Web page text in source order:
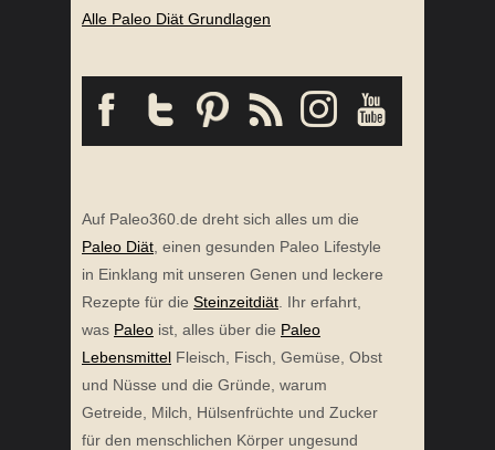
Alle Paleo Diät Grundlagen
Auf Paleo360.de dreht sich alles um die
Paleo Diät , einen gesunden Paleo Lifestyle
in Einklang mit unseren Genen und leckere
Rezepte für die Steinzeitdiät . Ihr erfahrt,
was Paleo ist, alles über die Paleo
Lebensmittel Fleisch, Fisch, Gemüse, Obst
und Nüsse und die Gründe, warum
Getreide, Milch, Hülsenfrüchte und Zucker
für den menschlichen Körper ungesund